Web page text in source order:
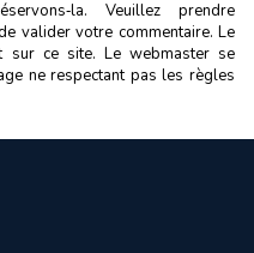
Veuillez prendre
valider votre commentaire. Le
sur ce site. Le webmaster se
ne respectant pas les règles